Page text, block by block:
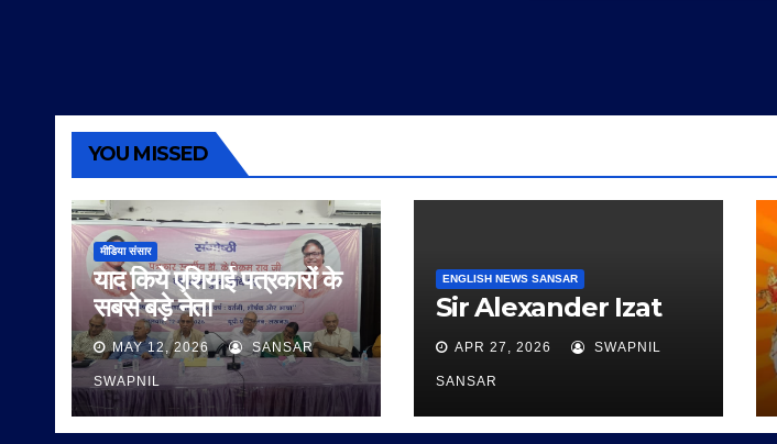
YOU MISSED
मीडिया संसार
याद किये एशियाई पत्रकारों के
सबसे बड़े नेता
MAY 12, 2026 SANSAR
SWAPNIL
ENGLISH NEWS SANSAR
Sir Alexander Izat
APR 27, 2026 SWAPNIL
SANSAR